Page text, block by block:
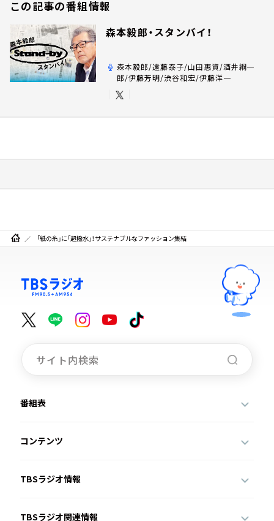
この記事の番組情報
森本毅郎・スタンバイ！
森本毅郎/遠藤泰子/山田惠資/酒井綱一
郎/伊藤芳明/渋谷和宏/伊藤洋一
「紙の糸」に「超撥水」！サステナブルなファッション集結
番組表
コンテンツ
TBSラジオ情報
TBSラジオ関連情報